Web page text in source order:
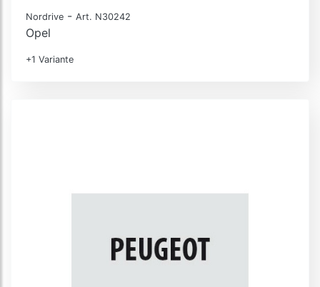
Nordrive - Art. N30242
Opel
+1 Variante